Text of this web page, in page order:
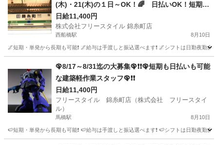
(木)・21(木)の１日～OK！🌈 日払いOK！短期O
K！ 建築系軽作業スタッフ大募集😊
日給11,400円
株式会社フリースタイル 錦糸町店
西船橋駅 8月10日
🌌短期・単発から長期も可能❗ 🌌給与は手渡しと振込選べます❗ 🌌シフトは日勤夜勤自
その他 スタッフ
🦚8/17～8/31迄の大募集🦚❗❗🦚短期も日払いも可能
な建築軽作業スタッフ🦚❗❗
日給11,400円
フリースタイル 錦糸町店（株式会社 フリースタイ
ル）
馬橋駅 8月10日
🍉短期・単発から長期も可能❗ 🍉給与は手渡しと振込選べます❗ 🍉シフトは日勤夜勤